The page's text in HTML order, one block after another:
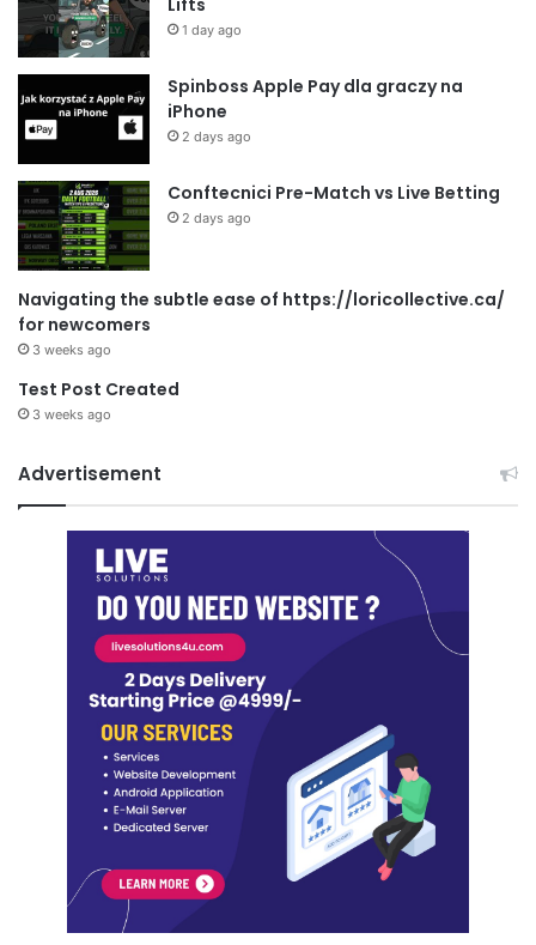
1 day ago
Spinboss Apple Pay dla graczy na
iPhone
2 days ago
Conftecnici Pre-Match vs Live Betting
2 days ago
Navigating the subtle ease of https://loricollective.ca/
for newcomers
3 weeks ago
Test Post Created
3 weeks ago
Advertisement